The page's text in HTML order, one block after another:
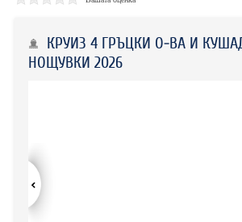
ХОТЕЛИ В ТУРЦИЯ
ТУРЦИЯ С КОЛА
ХОТЕЛИ В АЛБАНИЯ
КРУИЗ 4 ГРЪЦКИ О-ВА И
НОЩУВКИ 2026